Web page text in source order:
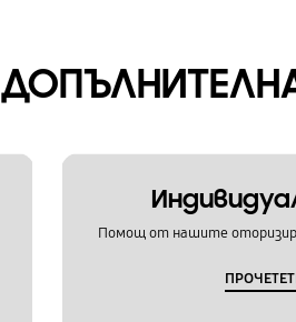
Помощ от нашите